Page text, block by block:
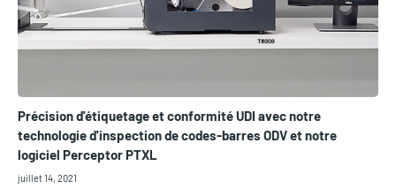
Précision d'étiquetage et conformité UDI avec notre
technologie d'inspection de codes-barres ODV et notre
logiciel Perceptor PTXL
juillet 14, 2021